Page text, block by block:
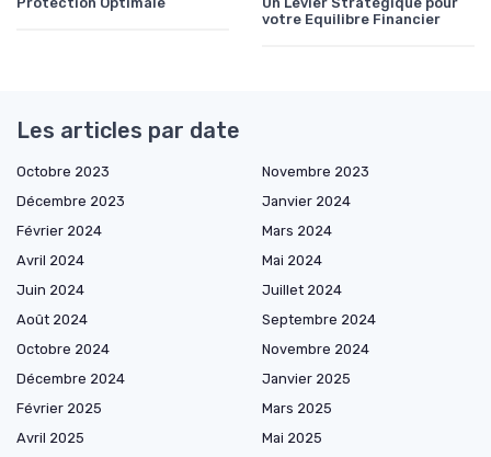
votre Equilibre Financier
Les articles par date
Octobre 2023
Novembre 2023
Décembre 2023
Janvier 2024
Février 2024
Mars 2024
Avril 2024
Mai 2024
Juin 2024
Juillet 2024
Août 2024
Septembre 2024
Octobre 2024
Novembre 2024
Décembre 2024
Janvier 2025
Février 2025
Mars 2025
Avril 2025
Mai 2025